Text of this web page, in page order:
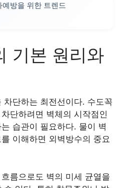
방을 위한 트렌드
기본 원리와
차단하는 최전선이다. 수도꼭
단하려면 벽체의 시작점인
습관이 필요하다. 물이 벽
이해하면 외벽방수의 중요
름으로도 벽의 미세 균열을